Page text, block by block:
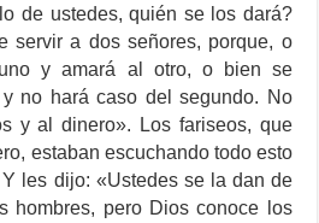
de ustedes, quién se los dará?
servir a dos señores, porque, o
y amará al otro, o bien se
no hará caso del segundo. No
y al dinero». Los fariseos, que
estaban escuchando todo esto
les dijo: «Ustedes se la dan de
hombres, pero Dios conoce los